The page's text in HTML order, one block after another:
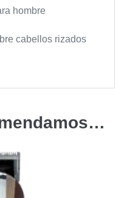
hombre
cabellos rizados